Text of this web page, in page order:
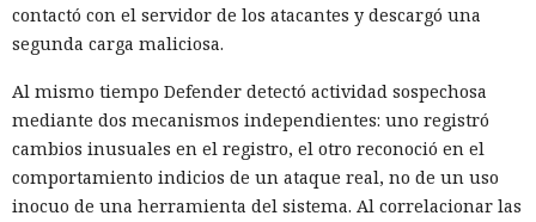
contactó con el servidor de los atacantes y descargó una
segunda carga maliciosa.
Al mismo tiempo Defender detectó actividad sospechosa
mediante dos mecanismos independientes: uno registró
cambios inusuales en el registro, el otro reconoció en el
comportamiento indicios de un ataque real, no de un uso
inocuo de una herramienta del sistema. Al correlacionar las